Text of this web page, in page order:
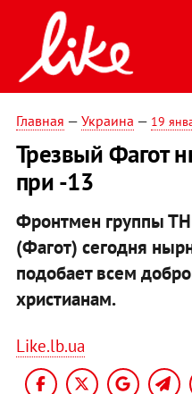
Главная — Украина — 19
Трезвый Фагот
при -13
Фронтмен группы
(Фагот) сегодня
подобает всем
христианам.
Like.lb.ua